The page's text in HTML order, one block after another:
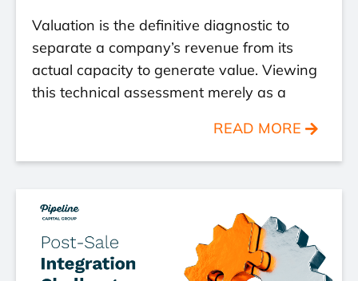
Valuation is the definitive diagnostic to
separate a company’s revenue from its
actual capacity to generate value. Viewing
this technical assessment merely as a
READ MORE